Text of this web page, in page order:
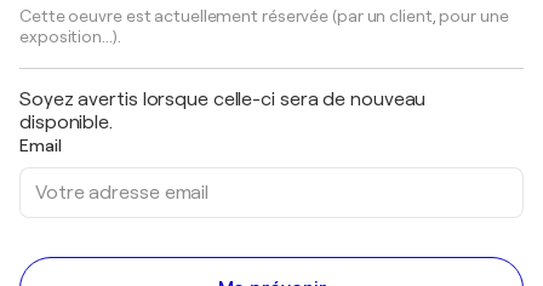
Cette oeuvre est actuellement réservée (par un client, pour une
exposition...).
Soyez avertis lorsque celle-ci sera de nouveau
disponible.
Email